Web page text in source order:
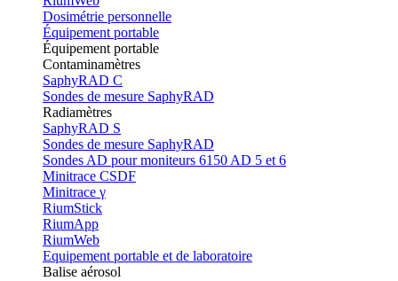
Dosimétrie personnelle
Équipement portable
Équipement portable
Contaminamètres
SaphyRAD C
Sondes de mesure SaphyRAD
Radiamètres
SaphyRAD S
Sondes de mesure SaphyRAD
Sondes AD pour moniteurs 6150 AD 5 et 6
Minitrace CSDF
Minitrace γ
RiumStick
RiumApp
RiumWeb
Equipement portable et de laboratoire
Balise aérosol